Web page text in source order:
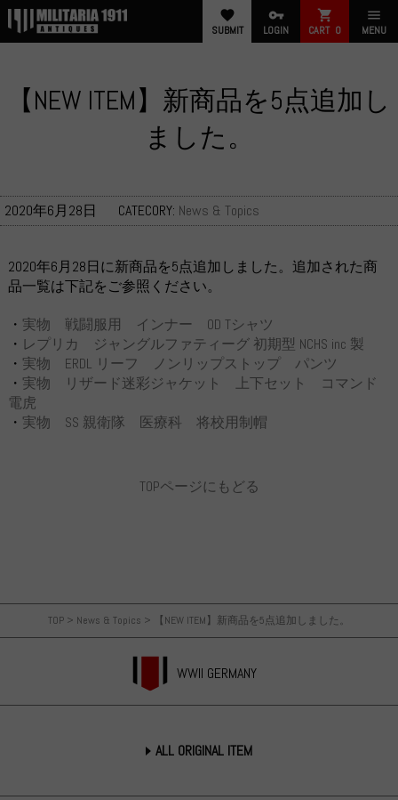
favorite
SUBMIT
vpn_key
LOGIN
shopping_cart
CART 0
menu
MENU
TOP > News & Topics > 【NEW ITEM】新商品を5点追加しました。
WWII GERMANY
ALL ORIGINAL ITEM
【NEW ITEM】新商品を5点追加し
ました。
2020年6月28日 CATECORY: News & Topics
2020年6月28日に新商品を5点追加しました。追加された商
品一覧は下記をご参照ください。
・ 実物 戦闘服用 インナー OD Tシャツ
・ レプリカ ジャングルファティーグ 初期型 NCHS inc 製
・ 実物 ERDL リーフ ノンリップストップ パンツ
・ 実物 リザード迷彩ジャケット 上下セット コマンド
電虎
・ 実物 SS 親衛隊 医療科 将校用制帽
TOPページにもどる